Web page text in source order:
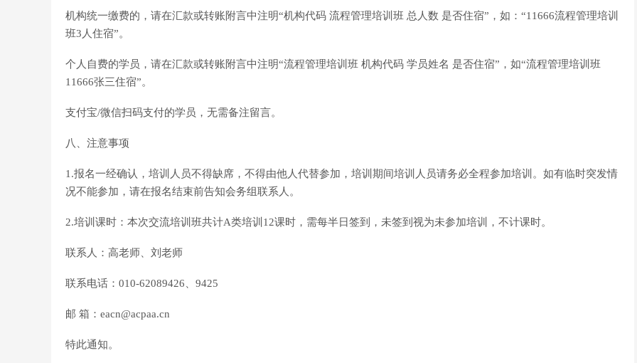
机构统一缴费的，请在汇款或转账附言中注明“机构代码 流程管理培训班 总人数 是否住宿”，如：“11666流程管理培训
班3人住宿”。
个人自费的学员，请在汇款或转账附言中注明“流程管理培训班 机构代码 学员姓名 是否住宿”，如“流程管理培训班
11666张三住宿”。
支付宝/微信扫码支付的学员，无需备注留言。
八、注意事项
1.报名一经确认，培训人员不得缺席，不得由他人代替参加，培训期间培训人员请务必全程参加培训。如有临时突发情
况不能参加，请在报名结束前告知会务组联系人。
2.培训课时：本次交流培训班共计A类培训12课时，需每半日签到，未签到视为未参加培训，不计课时。
联系人：高老师、刘老师
联系电话：010-62089426、9425
邮 箱：eacn@acpaa.cn
特此通知。